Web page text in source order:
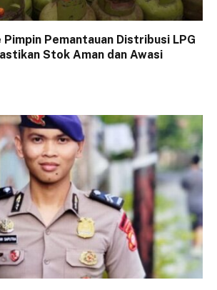
Pemantauan Distribusi LPG
Stok Aman dan Awasi